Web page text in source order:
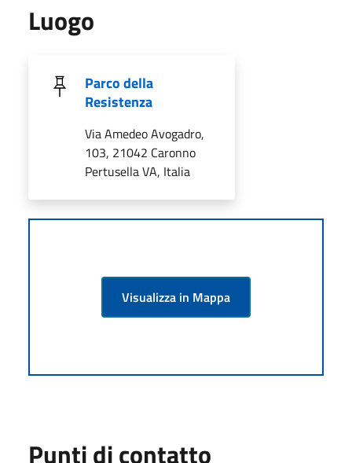
Luogo
Parco della
Resistenza
Via Amedeo Avogadro,
103, 21042 Caronno
Pertusella VA, Italia
Visualizza in Mappa
Punti di contatto